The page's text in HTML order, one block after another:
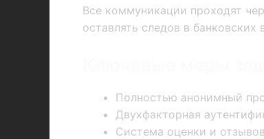
Все коммуникации проходят
оставлять следов в банковских
Полностью анонимный
Двухфакторная
Система оценки и